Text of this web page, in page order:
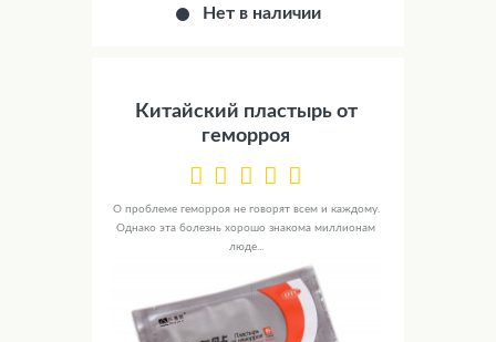
Нет в наличии
Китайский пластырь от
геморроя
О проблеме геморроя не говорят всем и каждому.
Однако эта болезнь хорошо знакома миллионам
люде...